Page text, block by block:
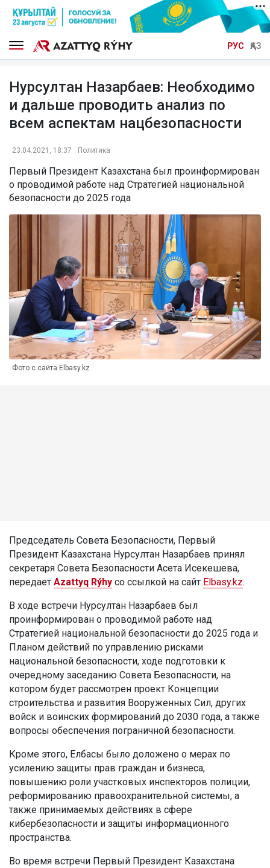
РУС ҚАЗ
Нурсултан Назарбаев: Необходимо
и дальше проводить анализ по
всем аспектам нацбезопасности
23.04.2021, 18:37 Политика
Первый Президент Казахстана был проинформирован
о проводимой работе над Стратегией национальной
безопасности до 2025 года
Фото с сайта Elbasy.kz
Председатель Совета Безопасности, Первый
Президент Казахстана Нурсултан Назарбаев принял
секретаря Совета Безопасности Асета Исекешева,
передает Azattyq Rýhy со ссылкой на сайт Elbasy.kz.
В ходе встречи Нурсултан Назарбаев был
проинформирован о проводимой работе над
Стратегией национальной безопасности до 2025 года и
Планом действий по управлению рисками
национальной безопасности, ходе подготовки к
очередному заседанию Совета Безопасности, на
котором будет рассмотрен проект Концепции
строительства и развития Вооруженных Сил, других
войск и воинских формирований до 2030 года, а также
вопросы обеспечения пограничной безопасности.
Кроме этого, Елбасы было доложено о мерах по
усилению защиты прав граждан и бизнеса,
повышению роли участковых инспекторов полиции,
реформированию правоохранительной системы, а
также принимаемых действиях в сфере
кибербезопасности и защиты информационного
пространства.
Во время встречи Первый Президент Казахстана